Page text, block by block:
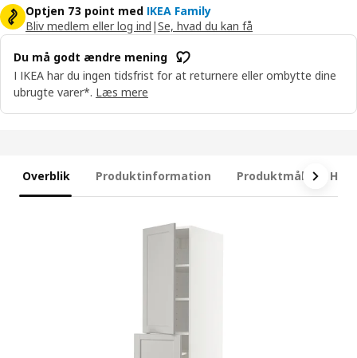
Optjen 73 point med IKEA Family
Bliv medlem eller log ind |Se, hvad du kan få
Du må godt ændre mening
I IKEA har du ingen tidsfrist for at returnere eller ombytte dine
ubrugte varer*. Læs mere
Overblik Produktinformation Produktmål